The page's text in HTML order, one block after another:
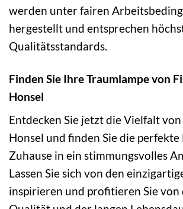
werden unter fairen
hergestellt und entsprechen
Qualitätsstandards.
Finden Sie Ihre Traumlampe von
Honsel
Entdecken Sie jetzt die Vielfalt
Honsel und finden Sie die perfekte
Zuhause in ein stimmungsvolles
Lassen Sie sich von den
inspirieren und profitieren Sie von